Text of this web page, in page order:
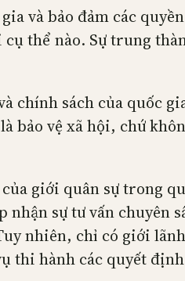
và bảo đảm các
thể nào. Sự trung
chính sách của quốc
bảo vệ xã hội, chứ
giới quân sự trong
sự tư vấn chuyên
nhiên, chỉ có giới
thi hành các quyết